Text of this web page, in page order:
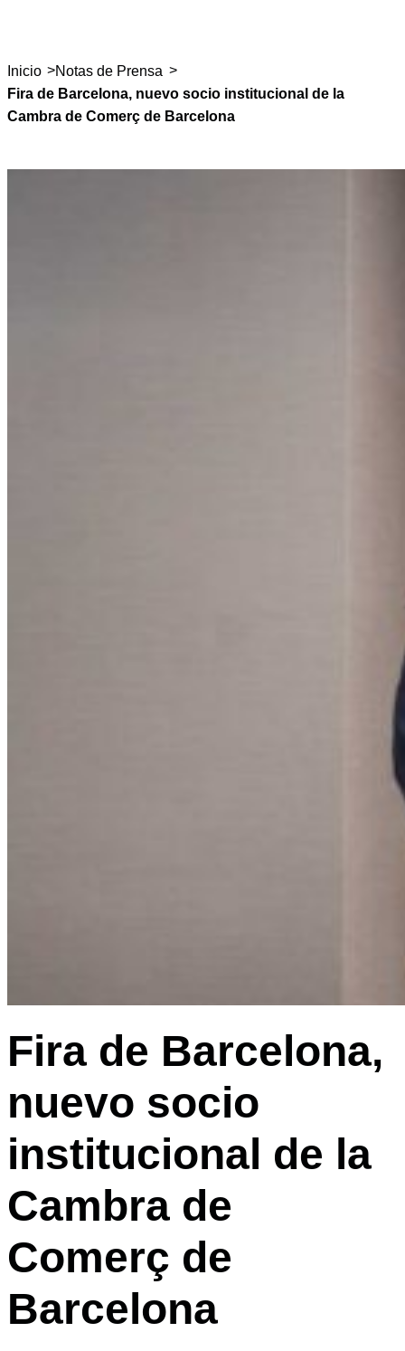
Inicio >Notas de Prensa >
Fira de Barcelona, nuevo socio institucional de la
Cambra de Comerç de Barcelona
Fira de Barcelona,
nuevo socio
institucional de la
Cambra de
Comerç de
Barcelona